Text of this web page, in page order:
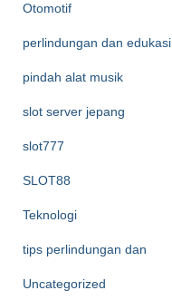
Otomotif
perlindungan dan edukasi
pindah alat musik
slot server jepang
slot777
SLOT88
Teknologi
tips perlindungan dan
Uncategorized